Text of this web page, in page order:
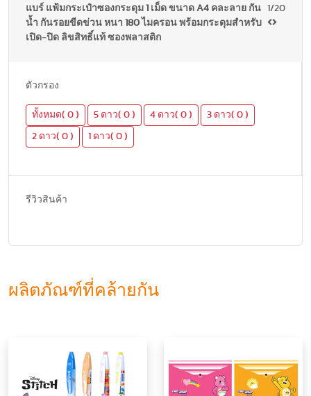
แบร์ แฟ้มกระเป๋าซองกระดุม 1 เม็ด ขนาด A4 คละลาย กัน
น้ำ กันรอยขีดข่วน หนา 180 ไมครอน พร้อมกระดุมสำหรับ
เปิด-ปิด ลิขสิทธิ์แท้ ซองพลาสติก
1/20
ตัวกรอง
ทั้งหมด( 0 ) 5 ดาว( 0 ) 4 ดาว( 0 ) 3 ดาว( 0 )
2 ดาว( 0 ) 1 ดาว( 0 )
รีวิวสินค้า
ผลิตภัณฑ์ที่คล้ายกัน